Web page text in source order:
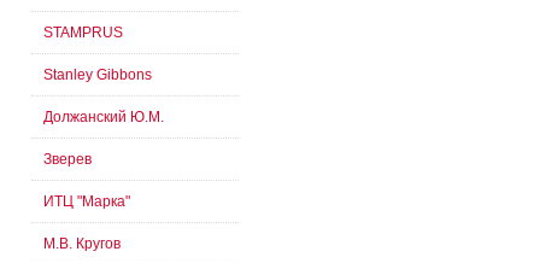
STAMPRUS
Stanley Gibbons
Должанский Ю.М.
Зверев
ИТЦ "Марка"
М.В. Кругов